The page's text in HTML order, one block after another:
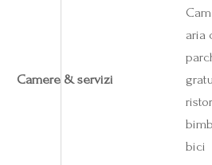
Camere & servizi
aria
bici